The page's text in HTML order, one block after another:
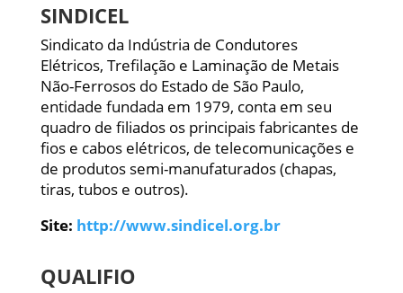
SINDICEL
Sindicato da Indústria de Condutores
Elétricos, Trefilação e Laminação de Metais
Não-Ferrosos do Estado de São Paulo,
entidade fundada em 1979, conta em seu
quadro de filiados os principais fabricantes de
fios e cabos elétricos, de telecomunicações e
de produtos semi-manufaturados (chapas,
tiras, tubos e outros).
Site: http://www.sindicel.org.br
QUALIFIO